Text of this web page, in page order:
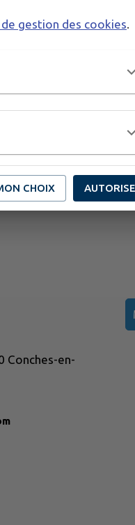
Conches-en-
gestion des cookies.
CHOIX